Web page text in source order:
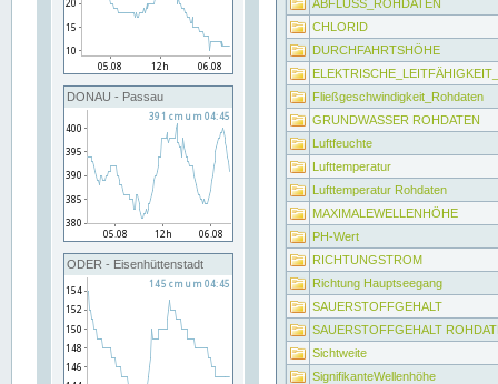
DONAU - Passau
ODER - Eisenhüttenstadt
ABFLUSS_ROHDATEN
CHLORID
DURCHFAHRTSHÖHE
Fließgeschwindigkeit_Rohdaten
GRUNDWASSER ROHDATEN
Luftfeuchte
Lufttemperatur
Lufttemperatur Rohdaten
MAXIMALEWELLENHÖHE
PH-Wert
RICHTUNGSTROM
Richtung Hauptseegang
SAUERSTOFFGEHALT
SAUERSTOFFGEHALT
Sichtweite
SignifikanteWellenhöhe